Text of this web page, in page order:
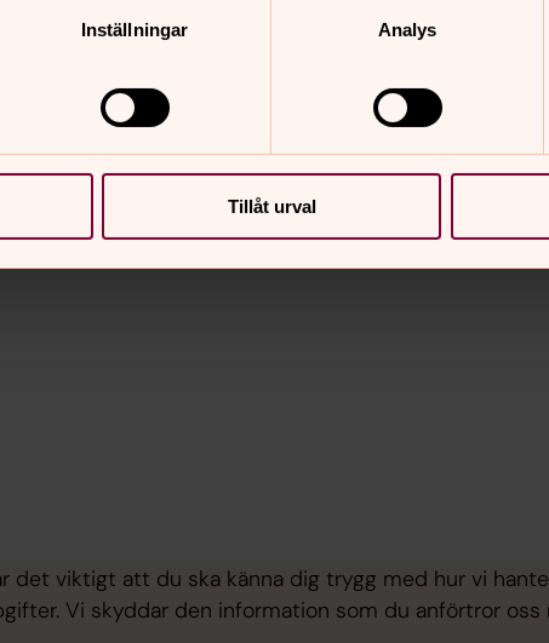
Inställningar Analys
Tillåt urval
det viktigt att du ska känna dig trygg med hur vi
Vi skyddar den information som du anförtror